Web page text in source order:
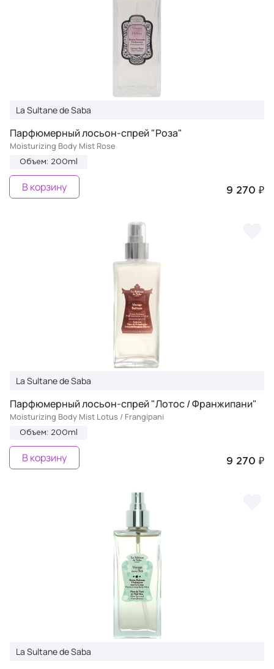
La Sultane de Saba
Парфюмерный лосьон-спрей "Роза"
Moisturizing Body Mist Rose
Объем: 200ml
9 270 ₽
В корзину
La Sultane de Saba
Парфюмерный лосьон-спрей "Лотос / Франжипани"
Moisturizing Body Mist Lotus / Frangipani
Объем: 200ml
9 270 ₽
В корзину
La Sultane de Saba